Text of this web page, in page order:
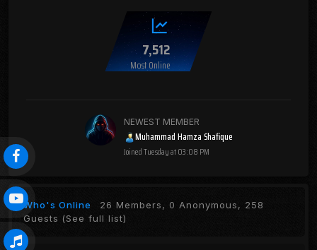
7,512
Most Online
NEWEST MEMBER
Muhammad Hamza Shafique
JoinedTuesday at 03:08 PM
Who's Online 26 Members, 0 Anonymous, 258
Guests (See full list)